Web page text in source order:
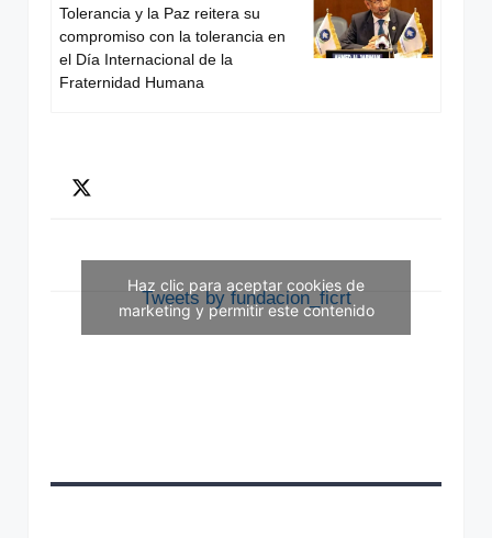
Tolerancia y la Paz reitera su
compromiso con la tolerancia en
el Día Internacional de la
Fraternidad Humana
Tweets by fundacion_ficrt
Haz clic para aceptar cookies de
marketing y permitir este contenido